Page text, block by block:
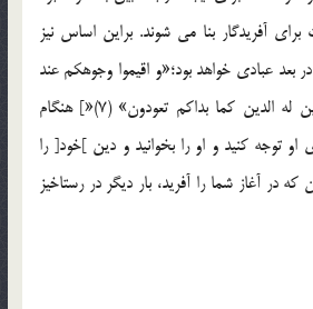
آفریدگار بنا می شوند. براین اساس نیز
بعد عبادی خواهد بود؛«و اقیموا وجوهکم عند
کل مسجد و ادعوه مخلصین له الدین کما بداکم تعودون» (7)«] هنگام
توجه کنید و او را بخوانید و دین ]خود[ را
در آغاز شما را آفرید، بار دیگر در رستاخیز